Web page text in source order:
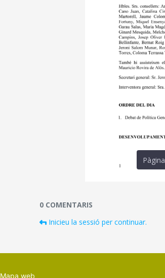
Documents i fitxers
0 COMENTARIS
Inicieu la sessió per continuar.
Mapa web